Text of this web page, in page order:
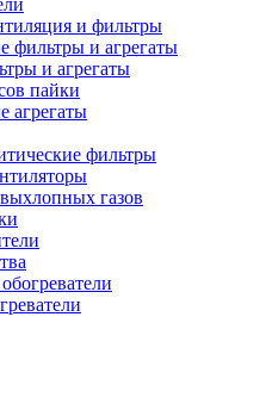
и фильтры
фильтры и агрегаты
и агрегаты
пайки
агрегаты
фильтры
газов